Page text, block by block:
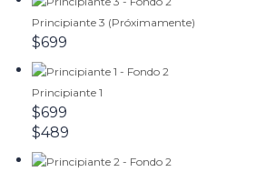
Principiante 3 (Próximamente)
$699
Principiante 1
$699
$489